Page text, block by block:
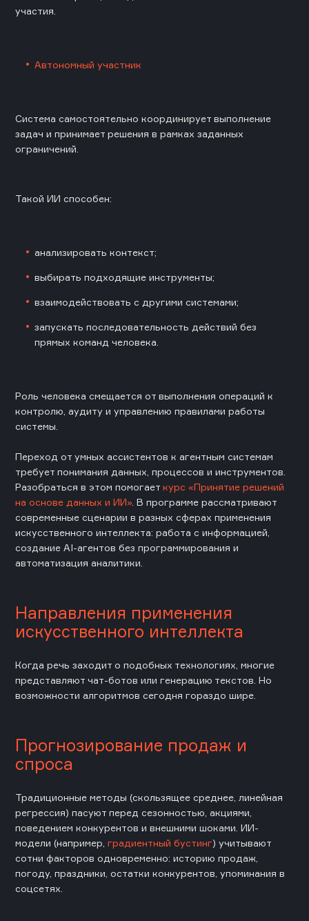
участия.
Автономный участник
Система самостоятельно координирует выполнение
задач и принимает решения в рамках заданных
ограничений.
Такой ИИ способен:
анализировать контекст;
выбирать подходящие инструменты;
взаимодействовать с другими системами;
запускать последовательность действий без
прямых команд человека.
Роль человека смещается от выполнения операций к
контролю, аудиту и управлению правилами работы
системы.
Переход от умных ассистентов к агентным системам
требует понимания данных, процессов и инструментов.
Разобраться в этом помогает курс «Принятие решений
на основе данных и ИИ» . В программе рассматривают
современные сценарии в разных сферах применения
искусственного интеллекта: работа с информацией,
создание AI-агентов без программирования и
автоматизация аналитики.
Направления применения
искусственного интеллекта
Когда речь заходит о подобных технологиях, многие
представляют чат-ботов или генерацию текстов. Но
возможности алгоритмов сегодня гораздо шире.
Прогнозирование продаж и
спроса
Традиционные методы (скользящее среднее, линейная
регрессия) пасуют перед сезонностью, акциями,
поведением конкурентов и внешними шоками. ИИ-
модели (например, градиентный бустинг) учитывают
сотни факторов одновременно: историю продаж,
погоду, праздники, остатки конкурентов, упоминания в
соцсетях.